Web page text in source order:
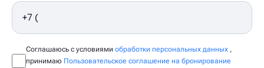
Соглашаюсь с условиями обработки персональных данных ,
принимаю Пользовательское соглашение на бронирование